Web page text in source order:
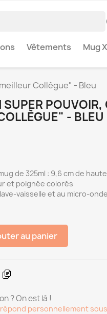
Vêtements Mug
Collègue" - Bleu
POUVOIR,
- BLEU
de 325ml : 9,6 cm de
et poignée colorés
vaisselle et au micro-
au panier
? On est là !
personnellement